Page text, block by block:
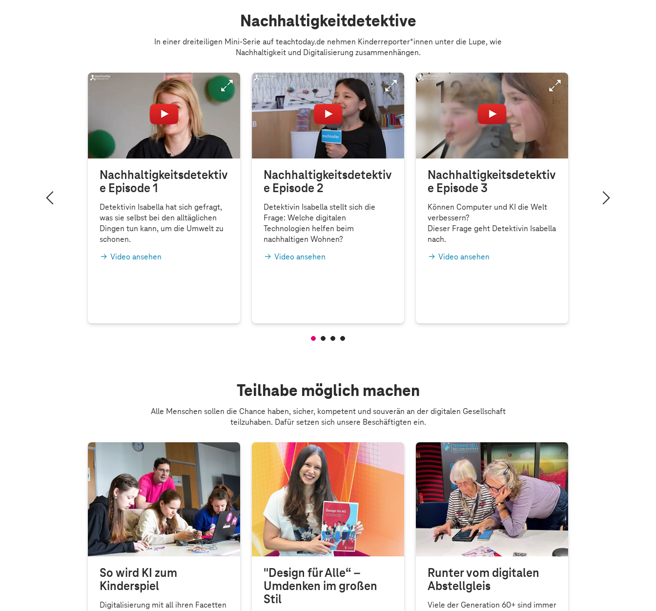
Empfohlene Inhalte
Nachhaltigkeitdetektive
In einer dreiteiligen Mini-Serie auf teachtoday.de nehmen Kinderreporter*innen unter die Lupe, wie
Nachhaltigkeit und Digitalisierung zusammenhängen.
Nachhaltigkeitsdetektiv
e Episode 1
Detektivin Isabella hat sich gefragt,
was sie selbst bei den alltäglichen
Dingen tun kann, um die Umwelt zu
schonen.
Video ansehen
Nachhaltigkeitsdetektiv
e Episode 2
Detektivin Isabella stellt sich die
Frage: Welche digitalen
Technologien helfen beim
nachhaltigen Wohnen?
Video ansehen
Nachhaltigkeitsdetektiv
e Episode 3
Können Computer und KI die Welt
verbessern?
Dieser Frage geht Detektivin Isabella
nach.
Video ansehen
Teilhabe möglich machen
Alle Menschen sollen die Chance haben, sicher, kompetent und souverän an der digitalen Gesellschaft
teilzuhaben. Dafür setzen sich unsere Beschäftigten ein.
So wird KI zum
Kinderspiel
Digitalisierung mit all ihren Facetten
"Design für Alle“ –
Umdenken im großen
Stil
Runter vom digitalen
Abstellgleis
Viele der Generation 60+ sind immer